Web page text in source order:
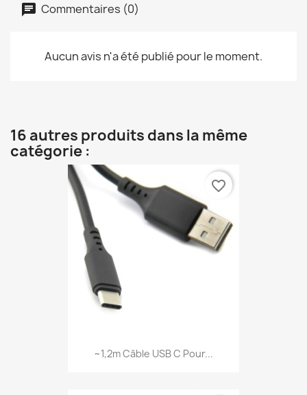
Commentaires (0)
Aucun avis n'a été publié pour le moment.
16 autres produits dans la même
catégorie :
~1,2m Câble USB C Pour...
favorite_border